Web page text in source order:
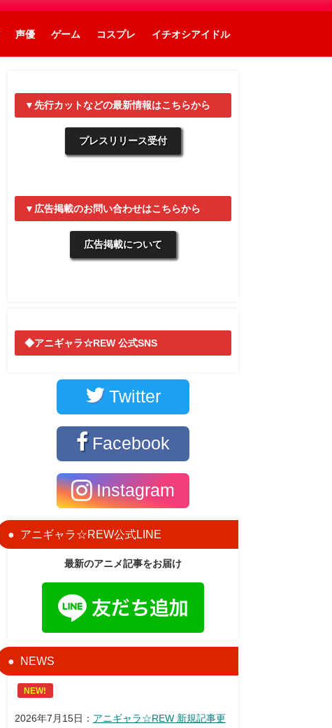
声優 ゲーム コスプレ イチオシアイドル
▼先行カットなどの最新情報はこちらから
プレスリリース受付
▼広告掲載のお問い合わせはこちらから
広告掲載について
◆アニギャラ☆REW 公式SNS
Twitter
Facebook
Instagram
アニギャラ☆REW公式LINE
最新のアニメ記事をお届け
NEWS
NEW!
2026年7月15日： アニギャラ☆REW 新規記事更